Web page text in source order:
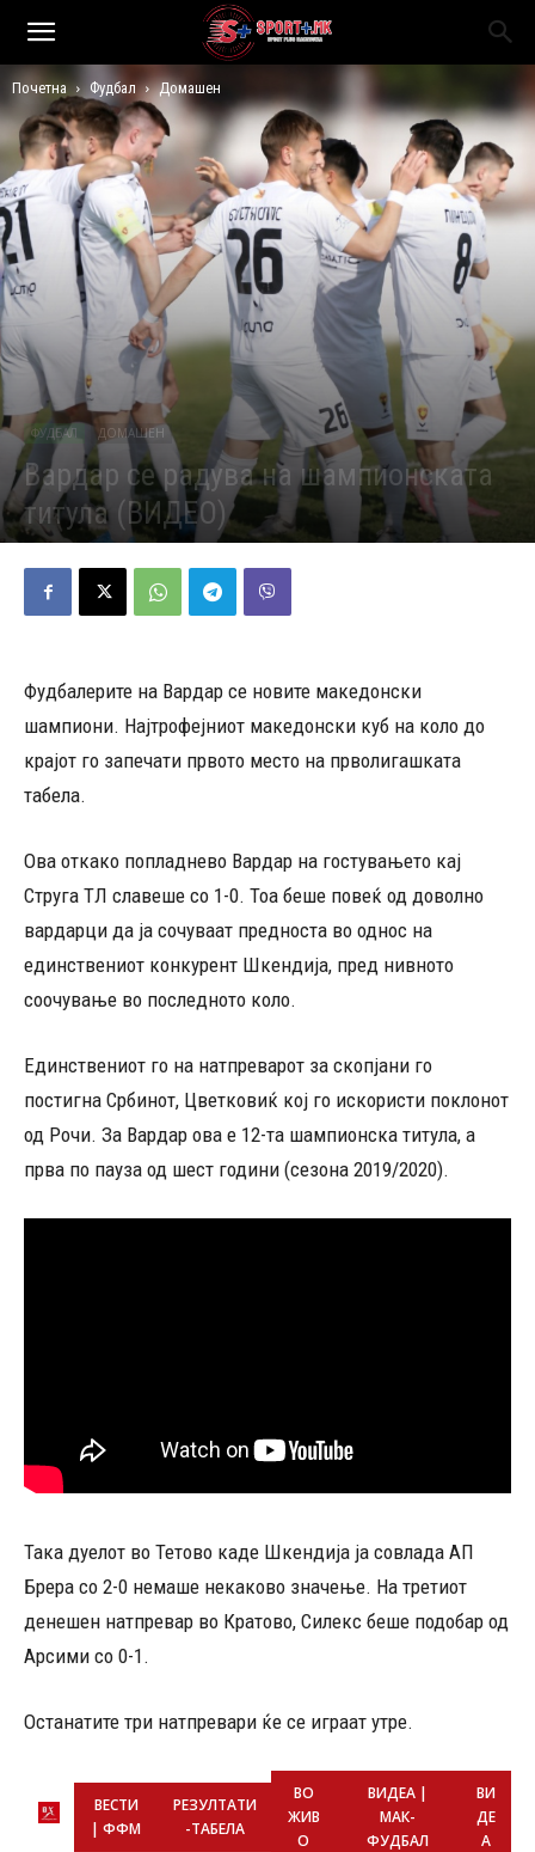
Почетна Фудбал Домашен
ФУДБАЛ ДОМАШЕН
Вардар се радува на шампионската
титула (ВИДЕО)
Фудбалерите на Вардар се новите македонски
шампиони. Најтрофејниот македонски куб на коло до
крајот го запечати првото место на прволигашката
табела.
Ова откако попладнево Вардар на гостувањето кај
Струга ТЛ славеше со 1-0. Тоа беше повеќ од доволно
вардарци да ја сочуваaт предноста во однос на
единствениот конкурент Шкендија, пред нивното
соочување во последното коло.
Единствениот го на натпреварот за скопјани го
постигна Србинот, Цветковиќ кој го искористи поклонот
од Рочи. За Вардар ова е 12-та шампионска титула, а
прва по пауза од шест години (сезона 2019/2020).
Така дуелот во Тетово каде Шкендија ја совлада АП
Брера со 2-0 немаше некаково значење. На третиот
денешен натпревар во Кратово, Силекс беше подобар од
Арсими со 0-1.
Останатите три натпревари ќе се играат утре.
ВЕСТИ
| ФФМ
РЕЗУЛТАТИ
-ТАБЕЛА
ВО
ЖИВ
О
ВИДЕА |
МАК-
ФУДБАЛ
ВИ
ДЕ
А